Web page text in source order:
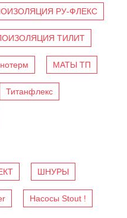
РУ-ФЛЕКС
ТИЛИТ
МАТЫ ТП
Титанфлекс
ШНУРЫ
Насосы Stout !